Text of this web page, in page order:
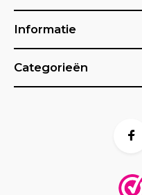
Informatie
Categorieën